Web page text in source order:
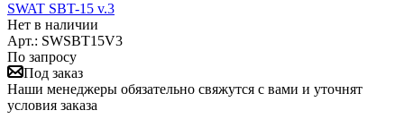
SWAT SBT-15 v.3
Нет в наличии
Арт.: SWSBT15V3
По запросу
Под заказ
Наши менеджеры обязательно свяжутся с вами и уточнят
условия заказа